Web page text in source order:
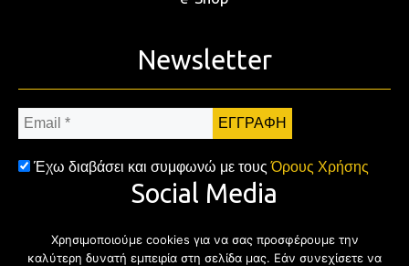
Newsletter
Email
*
Έχω διαβάσει και συμφωνώ με τουςΌρους Χρήσης
Social Media
FacebookTwitter Instagram
Χρησιμοποιούμε cookies για να σας προσφέρουμε την
καλύτερη δυνατή εμπειρία στη σελίδα μας. Εάν συνεχίσετε να